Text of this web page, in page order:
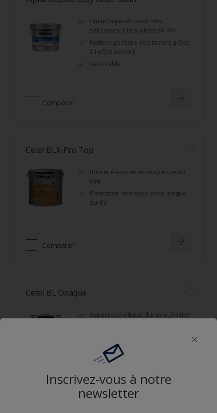
Limite la pénétration des
salissures à la surface du film
Nettoyage facile des taches grâce
à l'effet perlant
Lessivable
Comparer
Cetol BLX-Pro Top
Bonne élasticité et souplesse du
film
Protection intensive et de longue
durée
Comparer
Cetol BL Opaque
Aspect esthétique durable, finition
ou d'aspect hétérogène
Résistance aux UV et durabilité du
Inscrivez-vous à notre
newsletter